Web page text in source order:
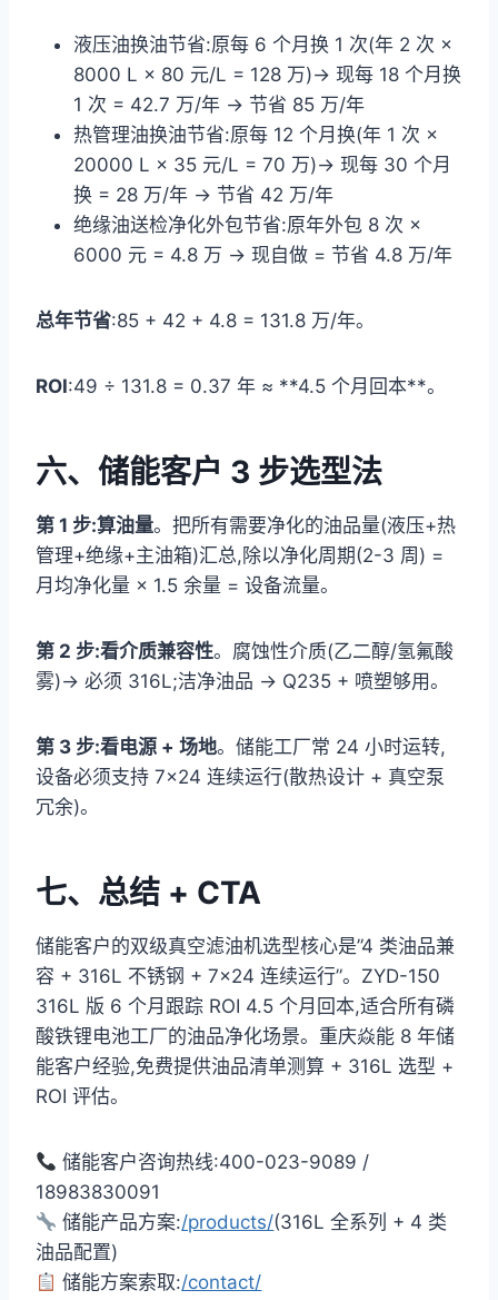
液压油换油节省:原每 6 个月换 1 次(年 2 次 ×
8000 L × 80 元/L = 128 万)→ 现每 18 个月换
1 次 = 42.7 万/年 → 节省 85 万/年
热管理油换油节省:原每 12 个月换(年 1 次 ×
20000 L × 35 元/L = 70 万)→ 现每 30 个月
换 = 28 万/年 → 节省 42 万/年
绝缘油送检净化外包节省:原年外包 8 次 ×
6000 元 = 4.8 万 → 现自做 = 节省 4.8 万/年
总年节省:85 + 42 + 4.8 = 131.8 万/年。
ROI:49 ÷ 131.8 = 0.37 年 ≈ **4.5 个月回本**。
六、储能客户 3 步选型法
第 1 步:算油量。把所有需要净化的油品量(液压+热
管理+绝缘+主油箱)汇总,除以净化周期(2-3 周) =
月均净化量 × 1.5 余量 = 设备流量。
第 2 步:看介质兼容性。腐蚀性介质(乙二醇/氢氟酸
雾)→ 必须 316L;洁净油品 → Q235 + 喷塑够用。
第 3 步:看电源 + 场地。储能工厂常 24 小时运转,
设备必须支持 7×24 连续运行(散热设计 + 真空泵
冗余)。
七、总结 + CTA
储能客户的双级真空滤油机选型核心是”4 类油品兼
容 + 316L 不锈钢 + 7×24 连续运行”。ZYD-150
316L 版 6 个月跟踪 ROI 4.5 个月回本,适合所有磷
酸铁锂电池工厂的油品净化场景。重庆焱能 8 年储
能客户经验,免费提供油品清单测算 + 316L 选型 +
ROI 评估。
储能客户咨询热线:400-023-9089 /
18983830091
储能产品方案:/products/(316L 全系列 + 4 类
油品配置)
储能方案索取:/contact/